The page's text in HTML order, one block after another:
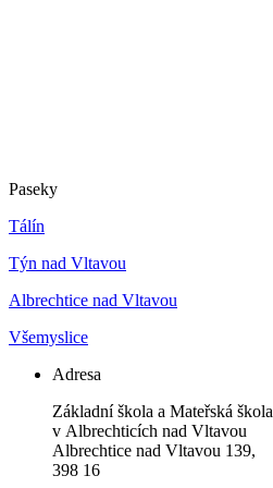
Paseky
Tálín
Týn nad Vltavou
Albrechtice nad Vltavou
Všemyslice
Adresa
Základní škola a Mateřská škola
v Albrechticích nad Vltavou
Albrechtice nad Vltavou 139,
398 16